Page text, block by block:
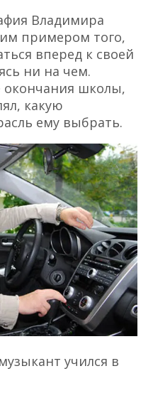
Владимира
примером того,
вперед к своей
ни на чем.
окончания школы,
какую
ему выбрать.
учился в